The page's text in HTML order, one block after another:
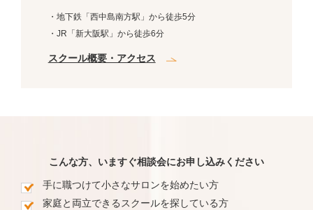
・地下鉄「西中島南方駅」から徒歩5分
・JR「新大阪駅」から徒歩6分
スクール概要・アクセス
こんな方、いますぐ相談会にお申し込みください
手に職つけて小さなサロンを始めたい方
家庭と両立できるスクールを探している方